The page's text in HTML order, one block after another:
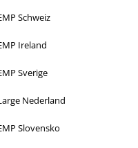
Schweiz
Ireland
Sverige
Nederland
Slovensko